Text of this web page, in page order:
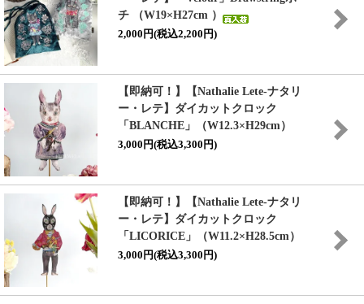
チ （W19×H27cm ）
2,000円(税込2,200円)
【即納可！】【Nathalie Lete-ナタリ
ー・レテ】ダイカットクロック
「BLANCHE」（W12.3×H29cm）
3,000円(税込3,300円)
【即納可！】【Nathalie Lete-ナタリ
ー・レテ】ダイカットクロック
「LICORICE」（W11.2×H28.5cm）
3,000円(税込3,300円)